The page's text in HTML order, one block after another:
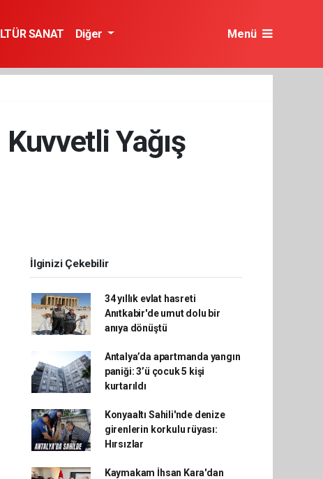
SANAT Diğer Menü
Kuvvetli Yağış
İlginizi Çekebilir
34 yıllık evlat hasreti
Anıtkabir'de umut dolu bir
anıya dönüştü
Antalya’da apartmanda yangın
paniği: 3’ü çocuk 5 kişi
kurtarıldı
Konyaaltı Sahili'nde denize
girenlerin korkulu rüyası:
Hırsızlar
Kaymakam İhsan Kara'dan